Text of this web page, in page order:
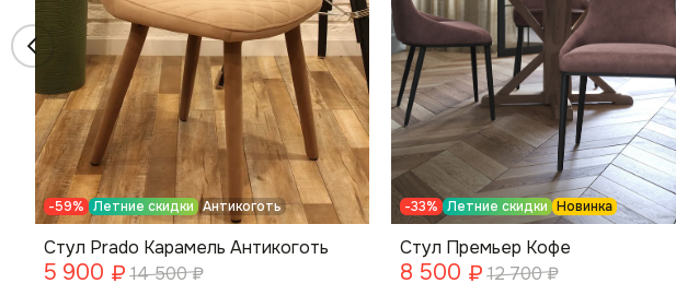
-59% Летние скидки Антикоготь
Стул Prado Карамель Антикоготь
5 900 ₽ 14 500₽
-33% Летние скидки Новинка
Стул Премьер Кофе
8 500 ₽ 12 700₽